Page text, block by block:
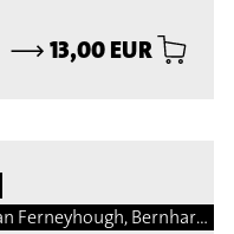
⟶13,00 EUR
Georges Aperghis, Dror Feiler, Brian Ferneyhough, Bernhard Gander, Saed Haddad, Arnulf Herrmann, Ben Johnston, Eduardo Moguillansky, Isabel Mundry, Brice Pauset, Enno Poppe